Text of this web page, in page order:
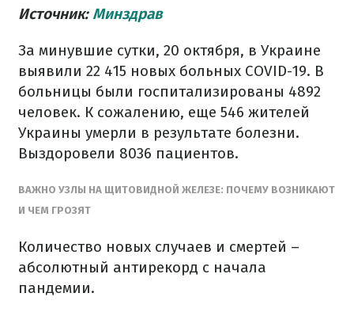
Источник: Минздрав
За минувшие сутки, 20 октября, в Украине
выявили 22 415 новых больных COVID-19. В
больницы были госпитализированы 4892
человек. К сожалению, еще 546 жителей
Украины умерли в результате болезни.
Выздоровели 8036 пациентов.
ВАЖНО УЗЛЫ НА ЩИТОВИДНОЙ ЖЕЛЕЗЕ: ПОЧЕМУ ВОЗНИКАЮТ
И ЧЕМ ГРОЗЯТ
Количество новых случаев и смертей –
абсолютный антирекорд с начала
пандемии.